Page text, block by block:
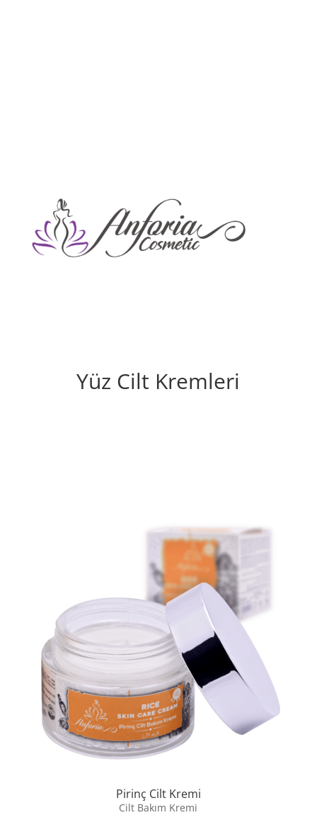
Yüz Cilt Kremleri
Pirinç Cilt Kremi
Cilt Bakım Kremi